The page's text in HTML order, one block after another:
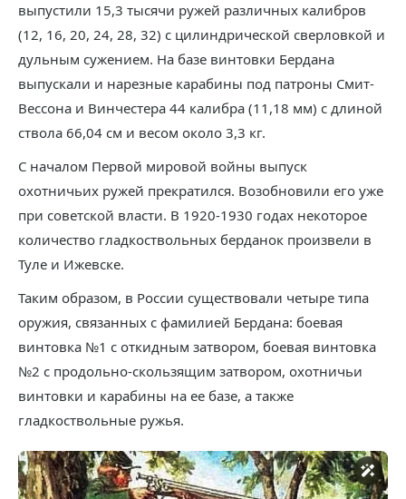
выпустили 15,3 тысячи ружей различных калибров
(12, 16, 20, 24, 28, 32) с цилиндрической сверловкой и
дульным сужением. На базе винтовки Бердана
выпускали и нарезные карабины под патроны Смит-
Вессона и Винчестера 44 калибра (11,18 мм) с длиной
ствола 66,04 см и весом около 3,3 кг.
С началом Первой мировой войны выпуск
охотничьих ружей прекратился. Возобновили его уже
при советской власти. В 1920-1930 годах некоторое
количество гладкоствольных берданок произвели в
Туле и Ижевске.
Таким образом, в России существовали четыре типа
оружия, связанных с фамилией Бердана: боевая
винтовка №1 с откидным затвором, боевая винтовка
№2 с продольно-скользящим затвором, охотничьи
винтовки и карабины на ее базе, а также
гладкоствольные ружья.